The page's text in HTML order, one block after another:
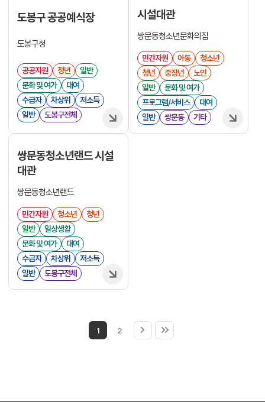
도봉구 공공예식장
도봉구청
공공자원 청년
일반
문화 및 여가
대여
수급자
차상위
저소득
일반
도봉구전체
시설대관
쌍문동청소년문화의집
민간자원 아동
청소년
청년
중장년
노인
일반
문화 및 여가
프로그램/서비스
대여
일반
쌍문동 기타
쌍문동청소년랜드 시설
대관
쌍문동청소년랜드
민간자원 청소년
청년
일반
일상생활
문화 및 여가
대여
수급자
차상위
저소득
일반
도봉구전체
1 2